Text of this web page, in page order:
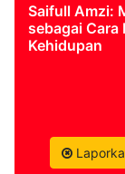
Saifull Amzi:
sebagai Cara
Kehidupan